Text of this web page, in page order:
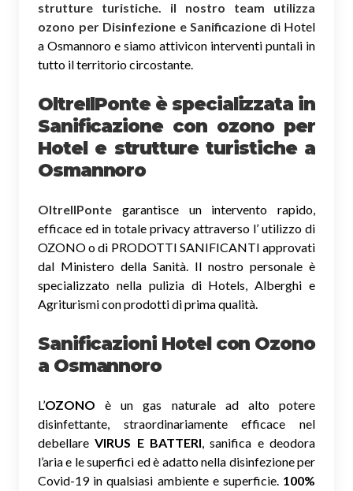
strutture turistiche. il nostro team utilizza
ozono per Disinfezione e Sanificazione di Hotel
a Osmannoro e siamo attivicon interventi puntali in
tutto il territorio circostante.
OltreIlPonte è specializzata in
Sanificazione con ozono per
Hotel e strutture turistiche a
Osmannoro
OltreIlPonte garantisce un intervento rapido,
efficace ed in totale privacy attraverso l’ utilizzo di
OZONO o di PRODOTTI SANIFICANTI approvati
dal Ministero della Sanità. Il nostro personale è
specializzato nella pulizia di Hotels, Alberghi e
Agriturismi con prodotti di prima qualità.
Sanificazioni Hotel con Ozono
a Osmannoro
L’OZONO è un gas naturale ad alto potere
disinfettante, straordinariamente efficace nel
debellareVIRUS E BATTERI, sanifica e deodora
l’aria e le superfici ed è adatto nella disinfezione per
Covid-19 in qualsiasi ambiente e superficie. 100%